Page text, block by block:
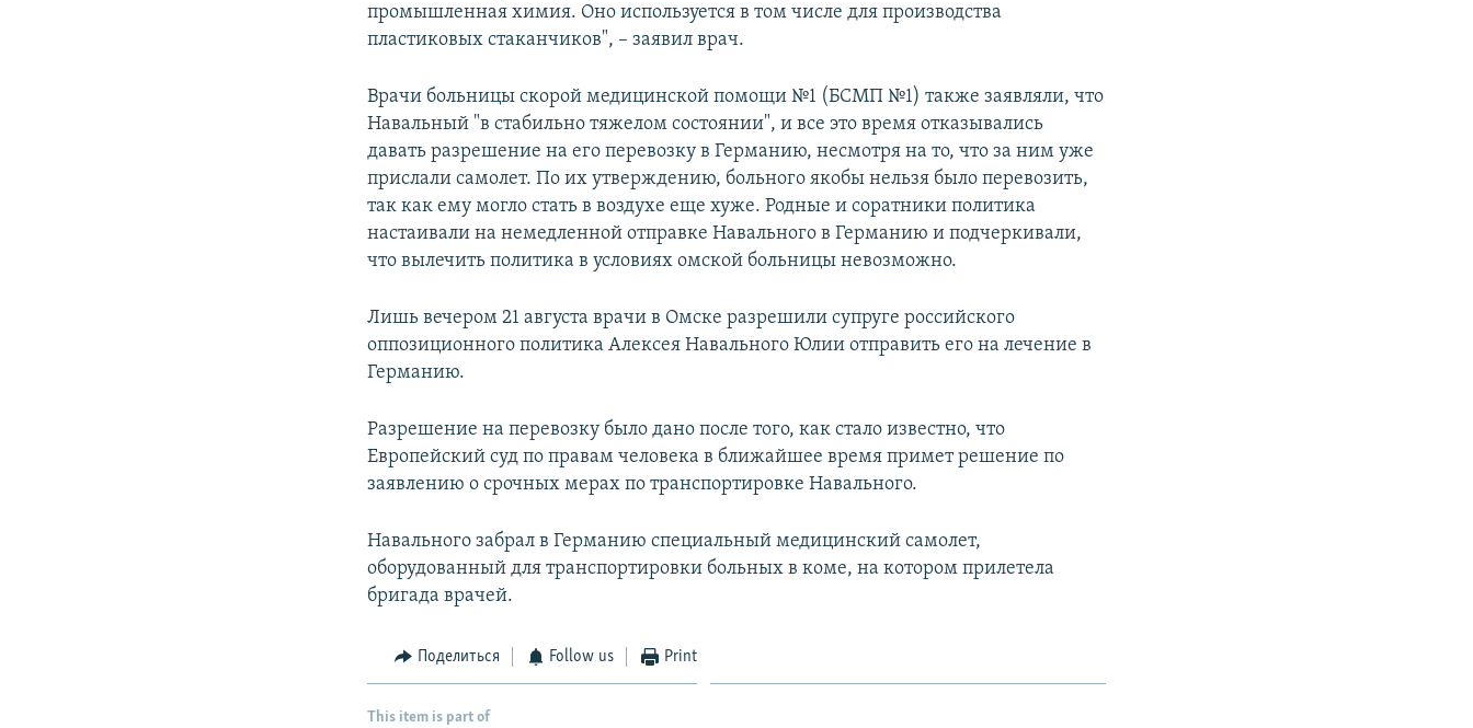
промышленная химия. Оно используется в том числе для производства
пластиковых стаканчиков", – заявил врач.
Врачи больницы скорой медицинской помощи №1 (БСМП №1) также заявляли, что
Навальный "в стабильно тяжелом состоянии", и все это время отказывались
давать разрешение на его перевозку в Германию, несмотря на то, что за ним уже
прислали самолет. По их утверждению, больного якобы нельзя было перевозить,
так как ему могло стать в воздухе еще хуже. Родные и соратники политика
настаивали на немедленной отправке Навального в Германию и подчеркивали,
что вылечить политика в условиях омской больницы невозможно.
Лишь вечером 21 августа врачи в Омске разрешили супруге российского
оппозиционного политика Алексея Навального Юлии отправить его на лечение в
Германию.
Разрешение на перевозку было дано после того, как стало известно, что
Европейский суд по правам человека в ближайшее время примет решение по
заявлению о срочных мерах по транспортировке Навального.
Навального забрал в Германию специальный медицинский самолет,
оборудованный для транспортировки больных в коме, на котором прилетела
бригада врачей.
Поделиться Follow us Print
This item is part of